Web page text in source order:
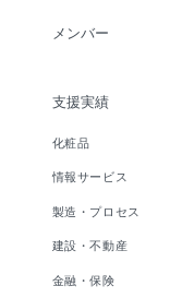
メンバー
支援実績
化粧品
情報サービス
製造・プロセス
建設・不動産
金融・保険